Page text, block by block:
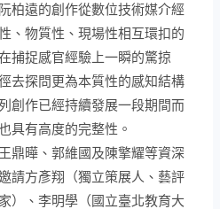
柏遠的創作從數位技術媒介經
、物質性、現場性相互環扣的
捕捉感官經驗上一瞬的驚掠
去探問更為本質性的感知結構
創作已經持續發展一段期間而
具有高度的完整性。
王鼎曄、郭維國及陳擎耀等資深
請方彥翔（獨立策展人、藝評
）、李明學（國立臺北教育大